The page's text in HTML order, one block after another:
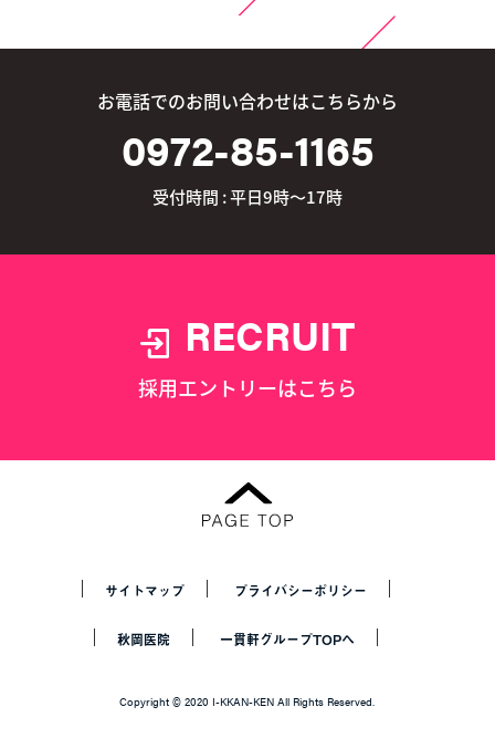
お電話でのお問い合わせはこちらから
0972-85-1165
受付時間 : 平日9時～17時
RECRUIT
採用エントリーはこちら
サイトマップ プライバシーポリシー
秋岡医院 一貫軒グループTOPへ
Copyright © 2020 I-KKAN-KEN All Rights Reserved.